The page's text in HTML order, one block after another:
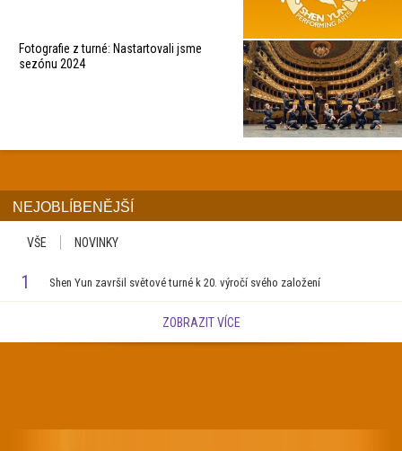
Fotografie z turné: Nastartovali jsme
sezónu 2024
NEJOBLÍBENĚJŠÍ
VŠE NOVINKY
1 Shen Yun završil světové turné k 20. výročí svého založení
ZOBRAZIT VÍCE